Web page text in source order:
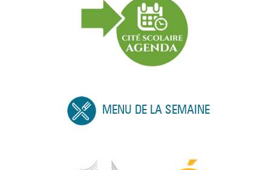
MENU DE LA SEMAINE